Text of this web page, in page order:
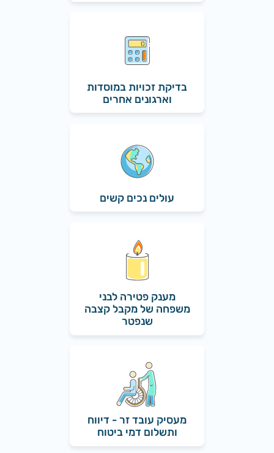
בדיקת זכויות במוסדות
וארגונים אחרים
עולים נכים קשים
מענק פטירה לבני
משפחה של מקבל קצבה
שנפטר
מעסיק עובד זר - דיווח
ותשלום דמי ביטוח